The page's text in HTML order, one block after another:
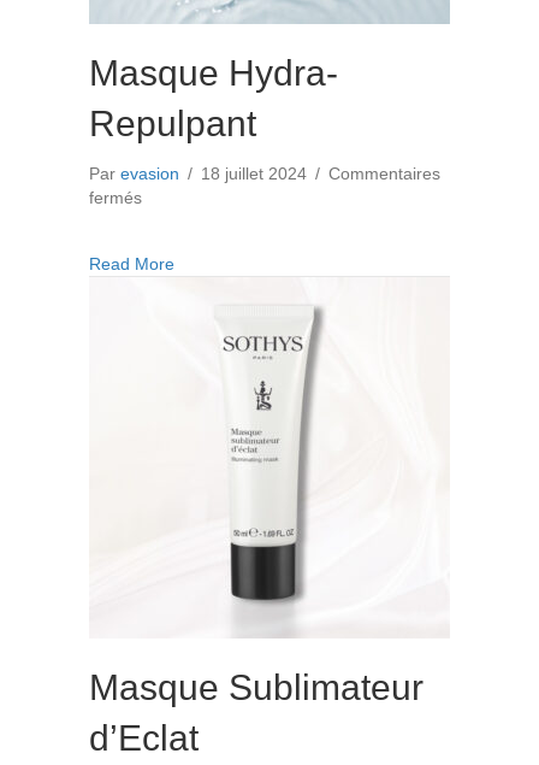
Masque Hydra-
Repulpant
Par evasion / 18 juillet 2024 / Commentaires
ferméssur
Repulpant
Read Moreabout Masque Hydra-Repulpant
Masque Sublimateur
d’Eclat